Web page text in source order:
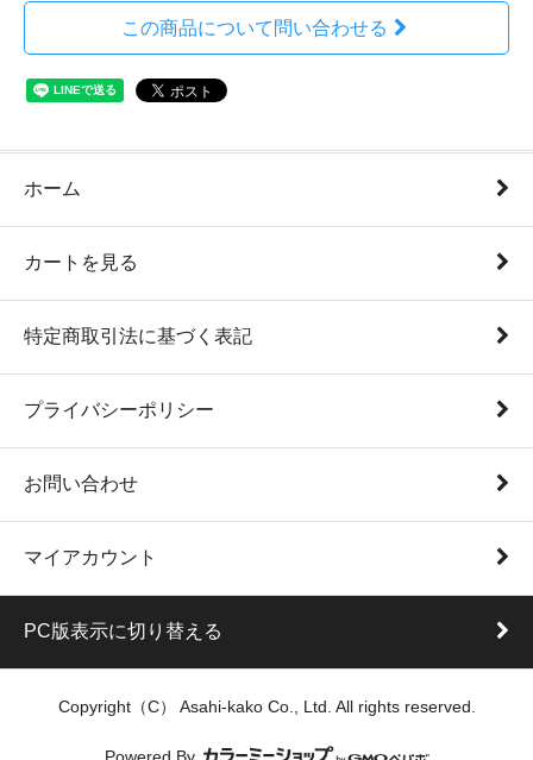
この商品について問い合わせる
ホーム
カートを見る
特定商取引法に基づく表記
プライバシーポリシー
お問い合わせ
マイアカウント
PC版表示に切り替える
Copyright（C） Asahi-kako Co., Ltd. All rights reserved.